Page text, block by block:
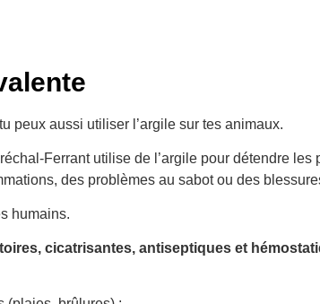
peux aussi utiliser l’argile sur tes animaux.
Ferrant utilise de l’argile pour détendre les
des problèmes au sabot ou des
humains.
cicatrisantes, antiseptiques et